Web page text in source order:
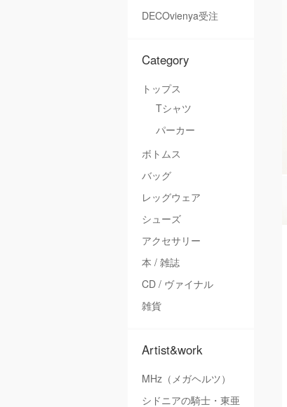
DECOvienya受注
Category
トップス
Tシャツ
パーカー
ボトムス
バッグ
レッグウェア
シューズ
アクセサリー
本 / 雑誌
CD / ヴァイナル
雑貨
Artist&work
MHz（メガヘルツ）
シドニアの騎士・東亜